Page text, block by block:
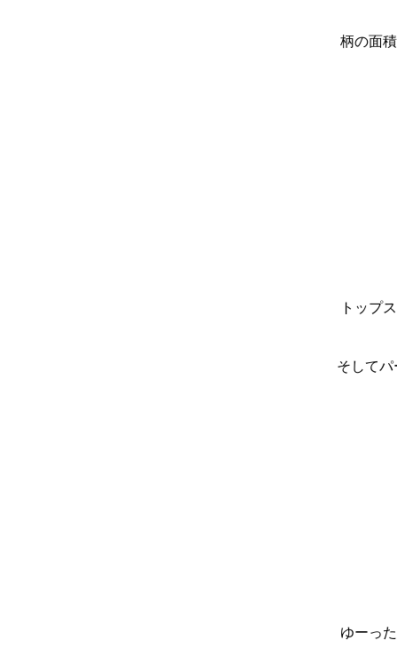
柄の面
トップ
そして
ゆーっ